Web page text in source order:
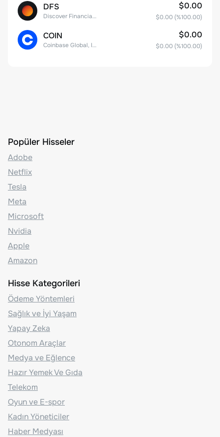
DFS
Discover Financial Services
$0.00
$0.00 (%100.00)
COIN
Coinbase Global, Inc. Class A Common Stock
$0.00
$0.00 (%100.00)
Popüler Hisseler
Adobe
Netflix
Tesla
Meta
Microsoft
Nvidia
Apple
Amazon
Hisse Kategorileri
Ödeme Yöntemleri
Sağlık ve İyi Yaşam
Yapay Zeka
Otonom Araçlar
Medya ve Eğlence
Hazır Yemek Ve Gıda
Telekom
Oyun ve E-spor
Kadın Yöneticiler
Haber Medyası